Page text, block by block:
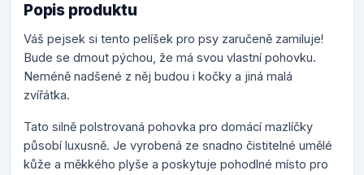
Popis produktu
Váš pejsek si tento pelíšek pro psy zaručeně zamiluje!
Bude se dmout pýchou, že má svou vlastní pohovku.
Neméně nadšené z něj budou i kočky a jiná malá
zvířátka.
Tato silně polstrovaná pohovka pro domácí mazlíčky
působí luxusně. Je vyrobená ze snadno čistitelné umělé
kůže a měkkého plyše a poskytuje pohodlné místo pro